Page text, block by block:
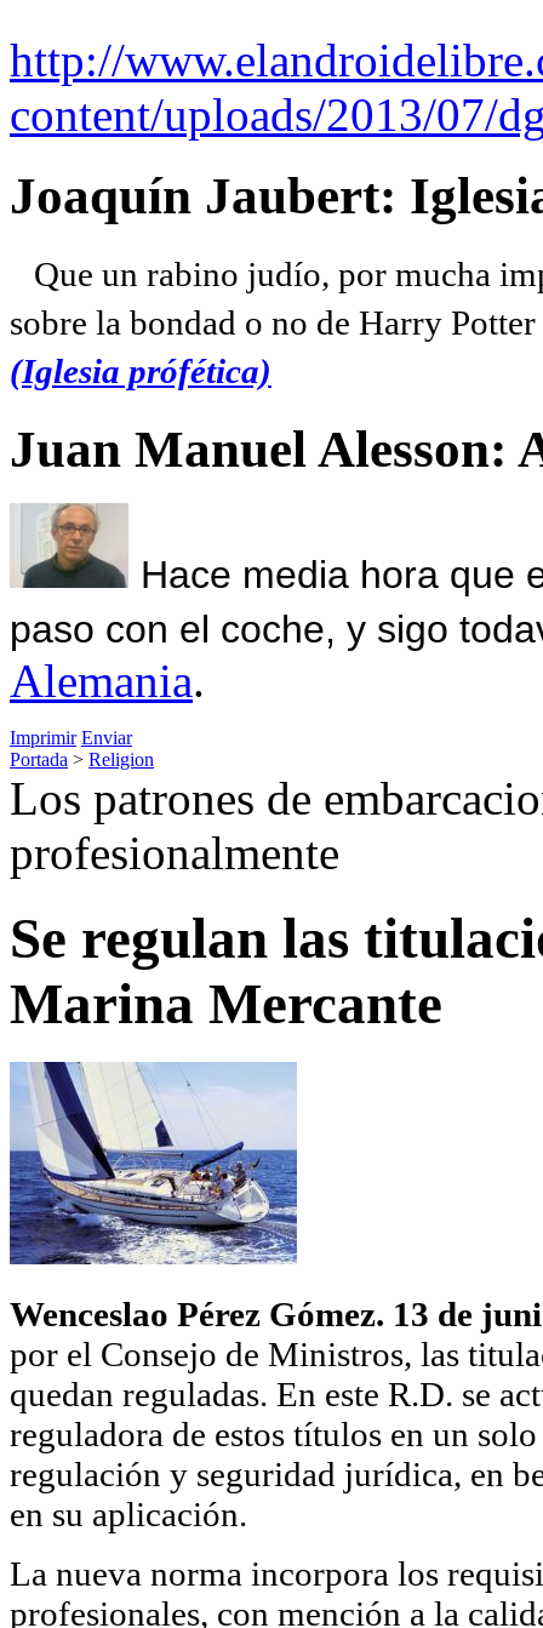
http://
content/uploads/2013/07/
Joaquín Jaubert:
Que un rabino judío, por mucha
sobre la bondad o no de Harry
(Iglesia prófética)
Juan Manuel Alesson:
Hace media hora que
paso con el coche, y sigo
Alemania.
Imprimir Enviar
Portada > Religion
Los patrones de
profesionalmente
Se regulan las
Marina Mercante
Wenceslao Pérez Gómez. 13 de
por el Consejo de Ministros, las
quedan reguladas. En este R.D. se
reguladora de estos títulos en un
regulación y seguridad jurídica, en
en su aplicación.
La nueva norma incorpora los
profesionales, con mención a la